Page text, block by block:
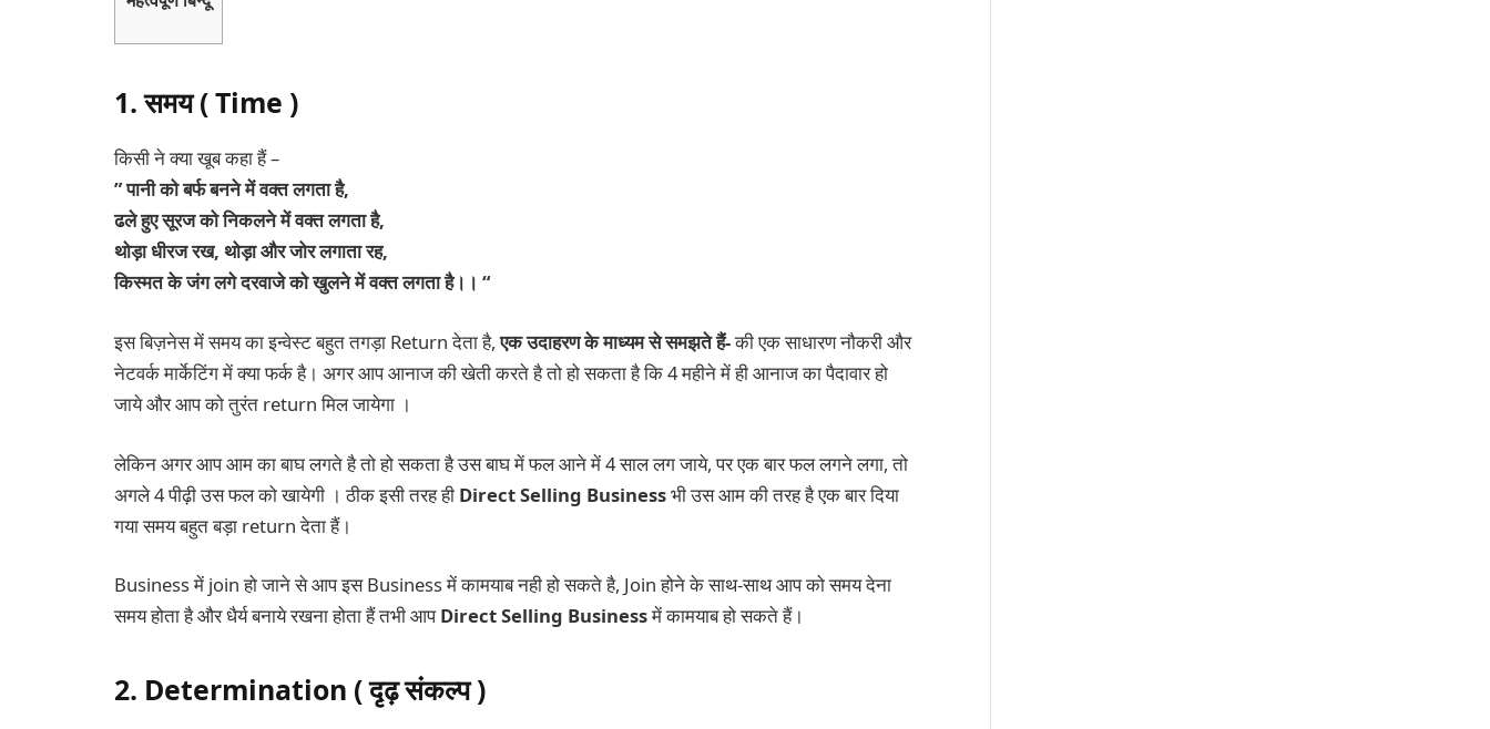
1. समय ( Time )
किसी ने क्या खूब कहा हैं –
” पानी को बर्फ बनने में वक्त लगता है,
ढले हुए सूरज को निकलने में वक्त लगता है,
थोड़ा धीरज रख, थोड़ा और जोर लगाता रह,
किस्मत के जंग लगे दरवाजे को खुलने में वक्त लगता है।। “
इस बिज़नेस में समय का इन्वेस्ट बहुत तगड़ा Return देता है,एक उदाहरण के माध्यम से समझते हैं-की एक साधारण नौकरी और
नेटवर्क मार्केटिंग में क्या फर्क है। अगर आप आनाज की खेती करते है तो हो सकता है कि 4 महीने में ही आनाज का पैदावार हो
जाये और आप को तुरंत return मिल जायेगा ।
लेकिन अगर आप आम का बाघ लगते है तो हो सकता है उस बाघ में फल आने में 4 साल लग जाये, पर एक बार फल लगने लगा, तो
अगले 4 पीढ़ी उस फल को खायेगी । ठीक इसी तरह ही Direct Selling Businessभी उस आम की तरह है एक बार दिया
गया समय बहुत बड़ा return देता हैं।
Business में join हो जाने से आप इस Business में कामयाब नही हो सकते है, Join होने के साथ-साथ आप को समय देना
समय होता है और धैर्य बनाये रखना होता हैं तभी आपDirect Selling Businessमें कामयाब हो सकते हैं।
2. Determination ( दृढ़ संकल्प )